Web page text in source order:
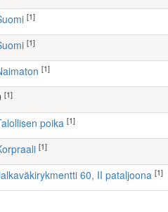
Suomi [1]
Suomi [1]
Naimaton [1]
[1]
talollisen poika [1]
Korpraali [1]
Jalkaväkirykmentti 60, II pataljoona [1]